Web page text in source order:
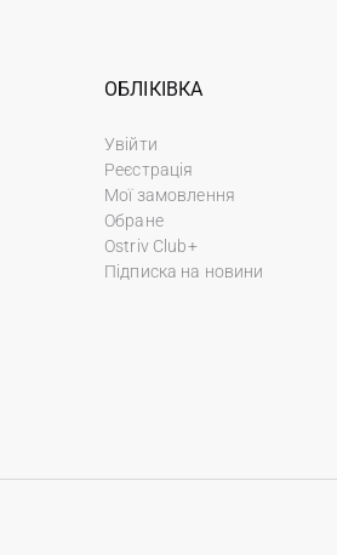
ОБЛІКІВКА
Увійти
Реєстрація
Мої замовлення
Обране
Ostriv Club+
Підписка на новини